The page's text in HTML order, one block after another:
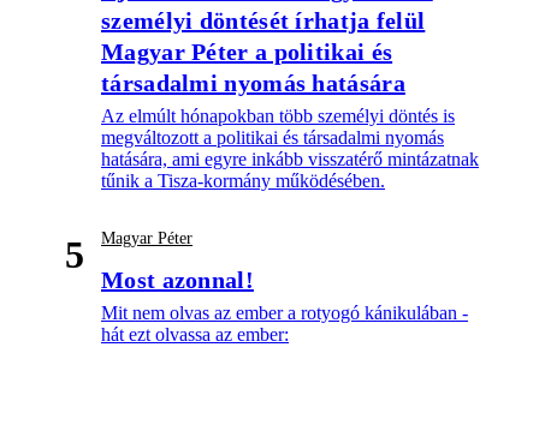
személyi döntését írhatja felül
Magyar Péter a politikai és
társadalmi nyomás hatására
Az elmúlt hónapokban több személyi döntés is
megváltozott a politikai és társadalmi nyomás
hatására, ami egyre inkább visszatérő mintázatnak
tűnik a Tisza-kormány működésében.
5 Magyar Péter
Most azonnal!
Mit nem olvas az ember a rotyogó kánikulában -
hát ezt olvassa az ember: